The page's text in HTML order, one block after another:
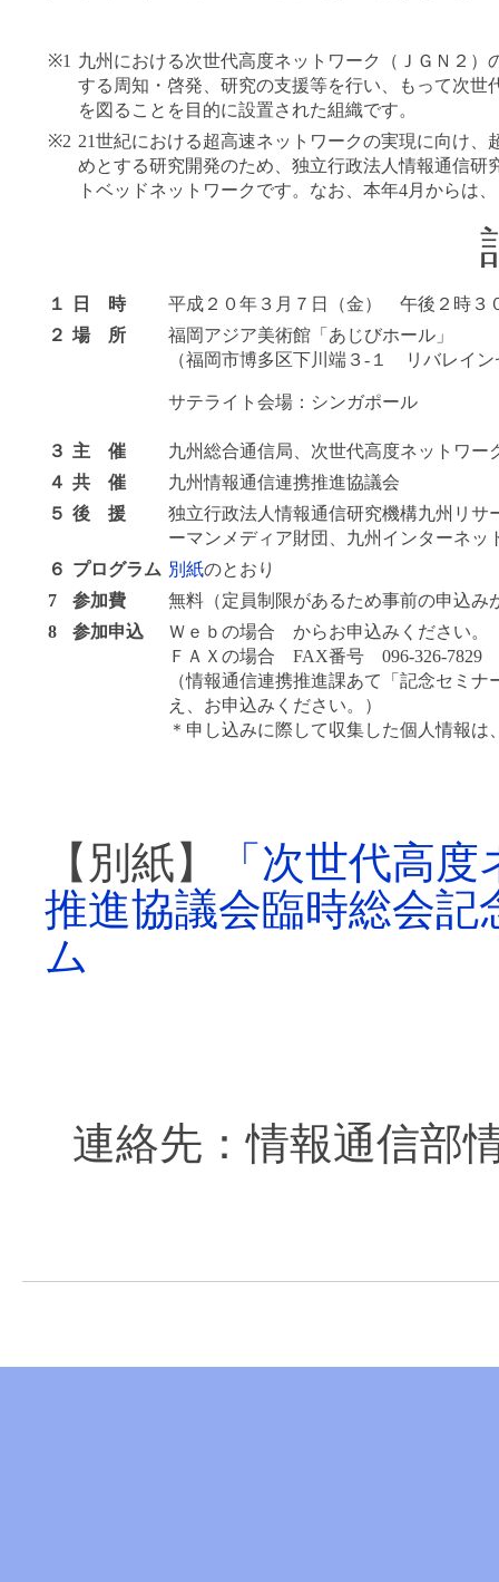
※1 九州における次世代高度ネットワーク（ＪＧＮ２
する周知・啓発、研究の支援等を行い、もって次
を図ることを目的に設置された組織です。
※2 21世紀における超高速ネットワークの実現に向け
めとする研究開発のため、独立行政法人情報通信
トベッドネットワークです。なお、本年4月からは
１ 日 時
平成２０年３月７日（金） 午後２時３
２ 場 所
福岡アジア美術館「あじびホール」
（福岡市博多区下川端３-１ リバレイ
サテライト会場：シンガポール
３ 主 催
九州総合通信局、次世代高度ネットワー
４ 共 催
九州情報通信連携推進協議会
５ 後 援
独立行政法人情報通信研究機構九州リ
ーマンメディア財団、九州インターネッ
６ プログラム 別紙のとおり
7
参加費
無料（定員制限があるため事前の申込み
8
参加申込
Ｗｅｂの場合 からお申込みください。
ＦＡＸの場合 FAX番号 096-326-7829
（情報通信連携推進課あて「記念セミ
え、お申込みください。）
＊申し込みに際して収集した個人情報
【別紙】
「次世代高
推進協議会臨時総会
ム
連絡先：情報通信部